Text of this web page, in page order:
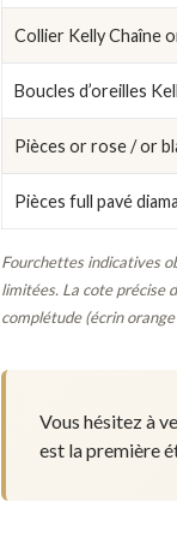
Collier Kelly Chaîne
Boucles d’oreilles
Pièces or rose / or
Pièces full pavé
Fourchettes indicatives
limitées. La cote précise
complétude (écrin
Vous hésitez à
est la première